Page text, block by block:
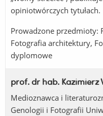
opiniotwórczych tytułach.
Prowadzone przedmioty:
Fotografia architektury,
dyplomowe
prof. dr hab. Kazimierz
Medioznawca i
Genologii i Fotografii